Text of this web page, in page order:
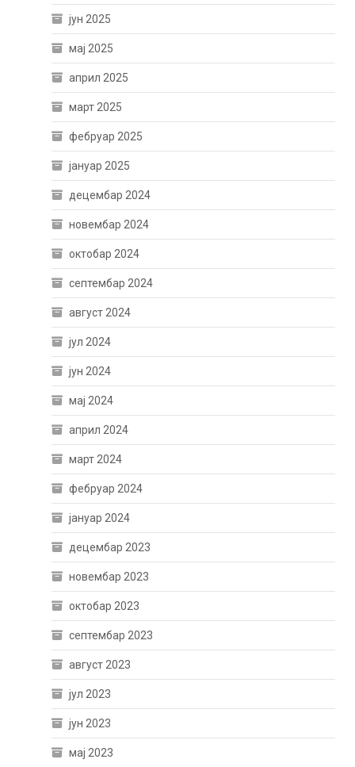
јун 2025
мај 2025
април 2025
март 2025
фебруар 2025
јануар 2025
децембар 2024
новембар 2024
октобар 2024
септембар 2024
август 2024
јул 2024
јун 2024
мај 2024
април 2024
март 2024
фебруар 2024
јануар 2024
децембар 2023
новембар 2023
октобар 2023
септембар 2023
август 2023
јул 2023
јун 2023
мај 2023